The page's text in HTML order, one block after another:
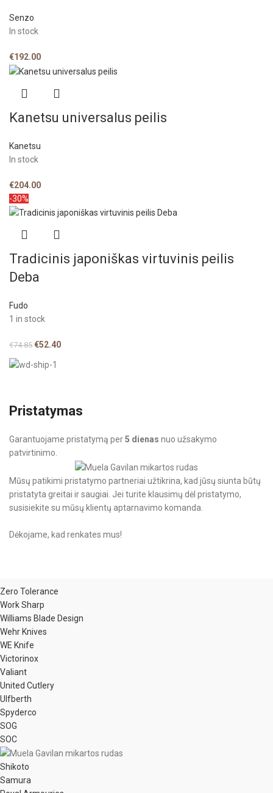
Senzo
In stock
€192.00
Kanetsu universalus peilis
Kanetsu
In stock
€204.00
-30%
Tradicinis japoniškas virtuvinis peilis
Deba
Fudo
1 in stock
€74.85 €52.40
Pristatymas
Garantuojame pristatymą per5 dienas nuo užsakymo
patvirtinimo.
Mūsų patikimi pristatymo partneriai užtikrina, kad jūsų siunta būtų
pristatyta greitai ir saugiai. Jei turite klausimų dėl pristatymo,
susisiekite su mūsų klientų aptarnavimo komanda.
Dėkojame, kad renkates mus!
Zero Tolerance
Work Sharp
Williams Blade Design
Wehr Knives
WE Knife
Victorinox
Valiant
United Cutlery
Ulfberth
Spyderco
SOG
SOC
Shikoto
Samura